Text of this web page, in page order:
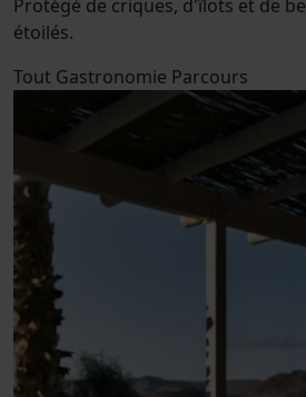
Protégé de criques, d'îlots et de
étoilés.
Tout Gastronomie Parcours